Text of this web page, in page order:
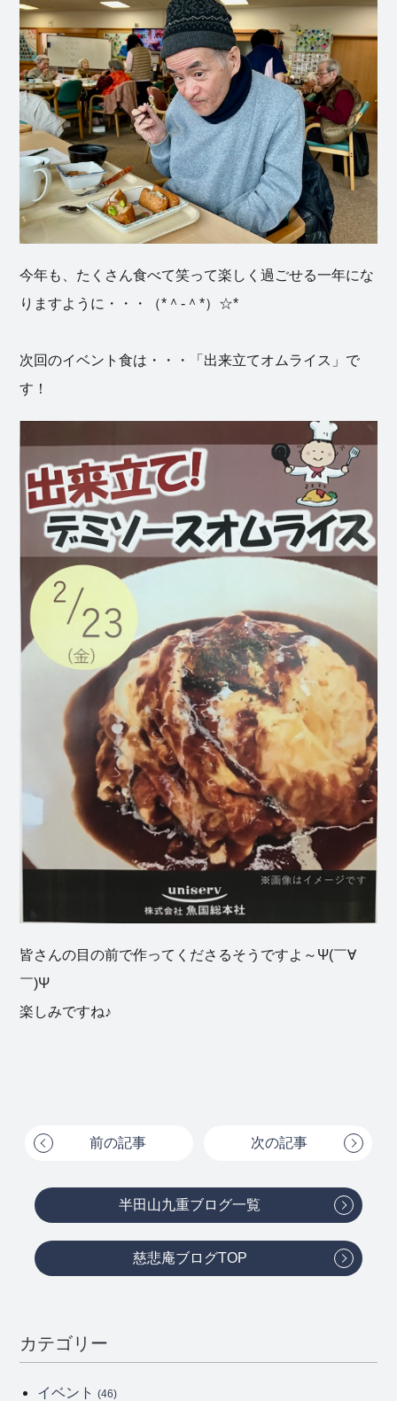
今年も、たくさん食べて笑って楽しく過ごせる一年にな
りますように・・・（*＾-＾*）☆*
次回のイベント食は・・・「出来立てオムライス」で
す！
皆さんの目の前で作ってくださるそうですよ～Ψ(￣∀
￣)Ψ
楽しみですね♪
前の記事 次の記事
半田山九重ブログ一覧
慈悲庵ブログTOP
カテゴリー
イベント(46)